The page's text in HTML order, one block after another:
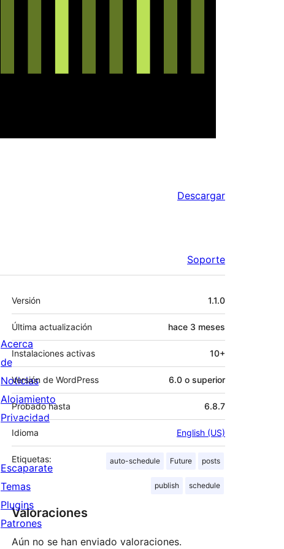
Descargar
Soporte
Meta
Versión 1.1.0
Última actualización hace 3 meses
Instalaciones activas 10+
Versión de WordPress 6.0 o superior
Probado hasta 6.8.7
Idioma English (US)
Etiquetas: auto-schedule Future posts
publish schedule
Valoraciones
Aún no se han enviado valoraciones.
Acerca
de
Noticias
Alojamiento
Privacidad
Escaparate
Temas
Plugins
Patrones